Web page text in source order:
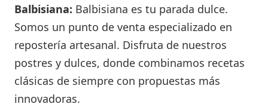
Balbisiana: Balbisiana es tu parada dulce.
Somos un punto de venta especializado en
repostería artesanal. Disfruta de nuestros
postres y dulces, donde combinamos recetas
clásicas de siempre con propuestas más
innovadoras.